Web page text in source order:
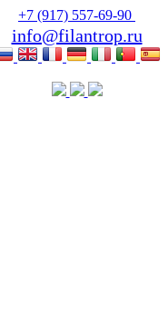
+7 (917) 557-69-90
info@filantrop.ru